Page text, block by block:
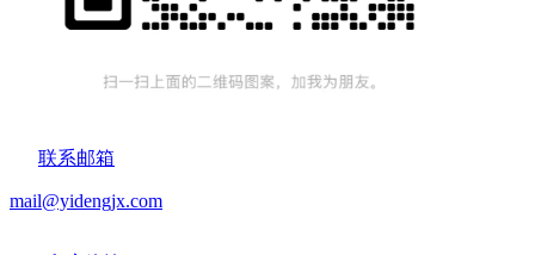
联系邮箱
mail@yidengjx.com